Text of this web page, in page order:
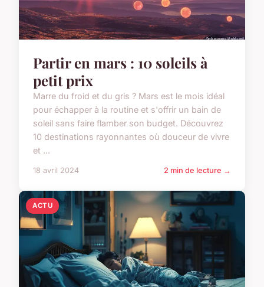
Partir en mars : 10 soleils à
petit prix
Marre du froid et du gris ? Mars est le mois idéal
pour échapper à la routine et s'offrir un bain de
soleil sans faire flamber son budget. Découvrez
10 destinations rayonnantes où douceur de vivre
et ...
18 avril 2024 2 min de lecture →
ACTU